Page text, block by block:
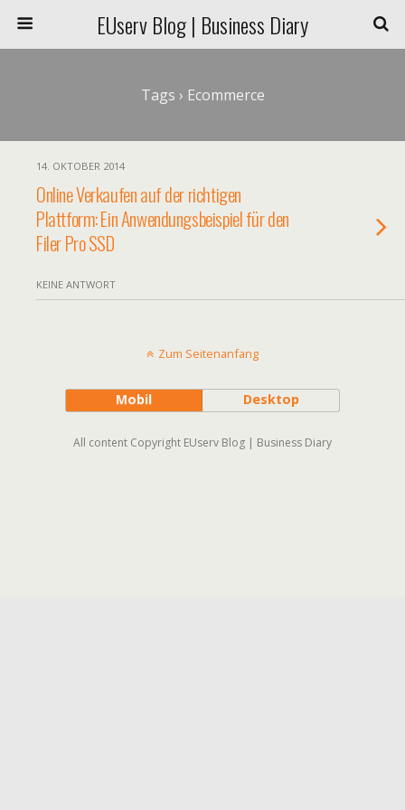
EUserv Blog | Business Diary
Tags › Ecommerce
14. OKTOBER 2014
Online Verkaufen auf der richtigen
Plattform: Ein Anwendungsbeispiel für den
Filer Pro SSD
KEINE ANTWORT
Zum Seitenanfang
Mobil Desktop
All content Copyright EUserv Blog | Business Diary